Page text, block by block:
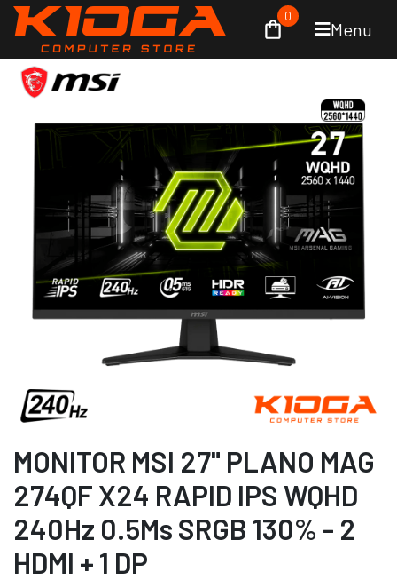
Menu
0
MONITOR MSI 27" PLANO MAG
274QF X24 RAPID IPS WQHD
240Hz 0.5Ms SRGB 130% - 2
HDMI + 1 DP